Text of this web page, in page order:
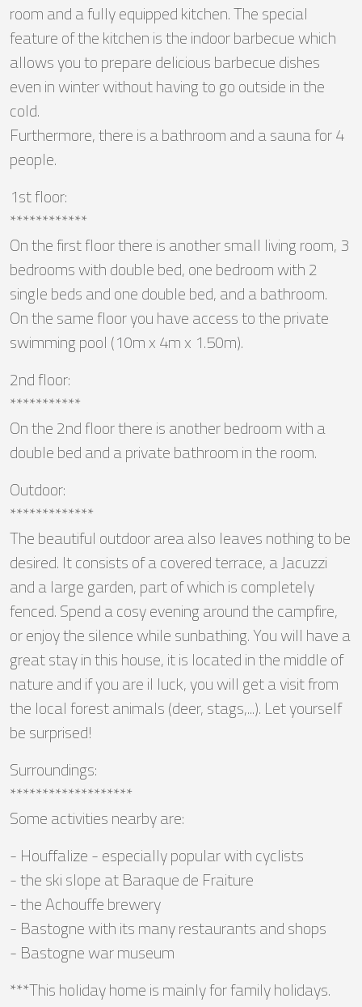
room and a fully equipped kitchen. The special
feature of the kitchen is the indoor barbecue which
allows you to prepare delicious barbecue dishes
even in winter without having to go outside in the
cold.
Furthermore, there is a bathroom and a sauna for 4
people.
1st floor:
************
On the first floor there is another small living room, 3
bedrooms with double bed, one bedroom with 2
single beds and one double bed, and a bathroom.
On the same floor you have access to the private
swimming pool (10m x 4m x 1.50m).
2nd floor:
***********
On the 2nd floor there is another bedroom with a
double bed and a private bathroom in the room.
Outdoor:
*************
The beautiful outdoor area also leaves nothing to be
desired. It consists of a covered terrace, a Jacuzzi
and a large garden, part of which is completely
fenced. Spend a cosy evening around the campfire,
or enjoy the silence while sunbathing. You will have a
great stay in this house, it is located in the middle of
nature and if you are il luck, you will get a visit from
the local forest animals (deer, stags,...). Let yourself
be surprised!
Surroundings:
*******************
Some activities nearby are:
- Houffalize - especially popular with cyclists
- the ski slope at Baraque de Fraiture
- the Achouffe brewery
- Bastogne with its many restaurants and shops
- Bastogne war museum
***This holiday home is mainly for family holidays.